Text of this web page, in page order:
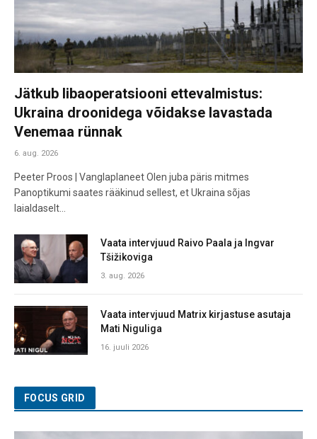
Jätkub libaoperatsiooni ettevalmistus:
Ukraina droonidega võidakse lavastada
Venemaa rünnak
6. aug. 2026
Peeter Proos | Vanglaplaneet Olen juba päris mitmes
Panoptikumi saates rääkinud sellest, et Ukraina sõjas
laialdaselt…
Vaata intervjuud Raivo Paala ja Ingvar
Tšižikoviga
3. aug. 2026
Vaata intervjuud Matrix kirjastuse asutaja
Mati Niguliga
16. juuli 2026
FOCUS GRID